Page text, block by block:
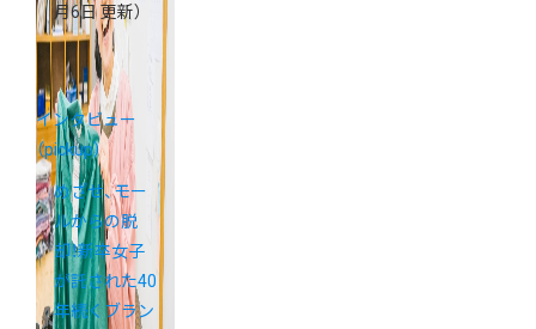
月6日 更新）
インタビュー
（pickup）
めざせ、モー
ルからの脱
却！新卒女子
が託された40
年続くブラン